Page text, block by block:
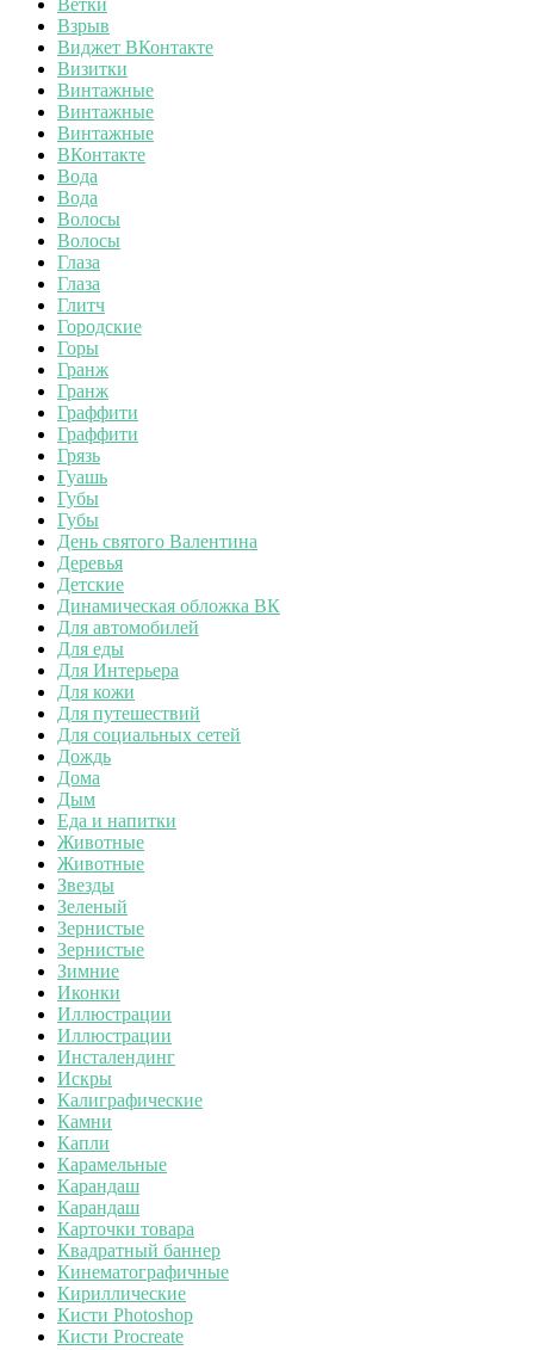
Взрыв
Виджет ВКонтакте
Визитки
Винтажные
Винтажные
Винтажные
ВКонтакте
Вода
Вода
Волосы
Волосы
Глаза
Глаза
Глитч
Городские
Горы
Гранж
Гранж
Граффити
Граффити
Грязь
Гуашь
Губы
Губы
День святого Валентина
Деревья
Детские
Динамическая обложка ВК
Для автомобилей
Для еды
Для Интерьера
Для кожи
Для путешествий
Для социальных сетей
Дождь
Дома
Дым
Еда и напитки
Животные
Животные
Звезды
Зеленый
Зернистые
Зернистые
Зимние
Иконки
Иллюстрации
Иллюстрации
Инсталендинг
Искры
Калиграфические
Камни
Капли
Карамельные
Карандаш
Карандаш
Карточки товара
Квадратный баннер
Кинематографичные
Кириллические
Кисти Photoshop
Кисти Procreate